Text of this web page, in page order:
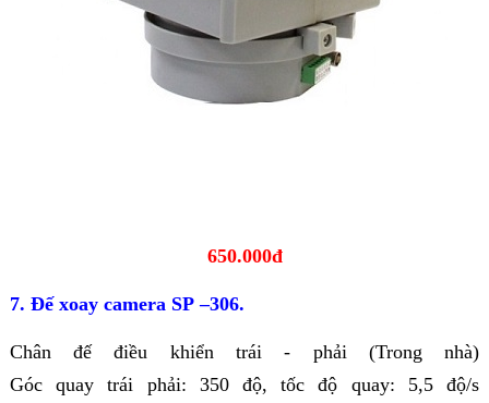
650.000đ
7. Đế xoay camera SP –306.
Chân đế điều khiển trái - phải (Trong nhà)
Góc quay trái phải: 350 độ, tốc độ quay: 5,5 độ/s